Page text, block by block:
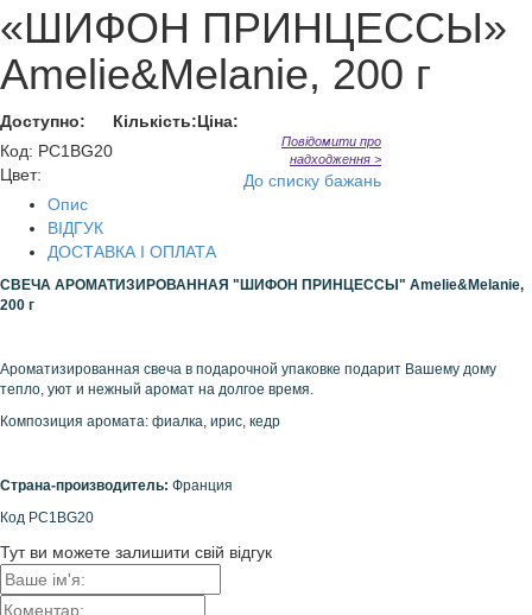
«ШИФОН ПРИНЦЕССЫ»
Amelie&Melanie, 200 г
Доступно: Кількість:Ціна:
Код: PC1BG20
Цвет:
Повідомити про
надходження >
До списку бажань
Опис
ВІДГУК
ДОСТАВКА І ОПЛАТА
СВЕЧА АРОМАТИЗИРОВАННАЯ "ШИФОН ПРИНЦЕССЫ" Amelie&Melanie,
200 г
Ароматизированная свеча в подарочной упаковке подарит Вашему дому
тепло, уют и нежный аромат на долгое время.
Композиция аромата: фиалка, ирис, кедр
Страна-производитель: Франция
Код PC1BG20
Тут ви можете залишити свій відгук